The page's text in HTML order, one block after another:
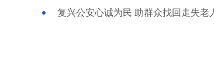
复兴公安心诚为民 助群众找回走失老